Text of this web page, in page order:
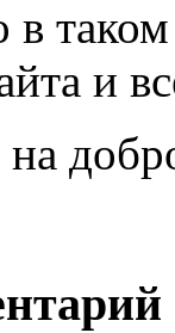
таком
и